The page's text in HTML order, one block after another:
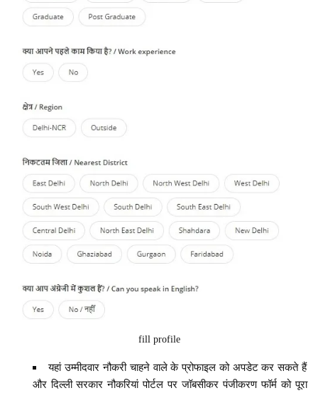
fill profile
यहां उम्मीदवार नौकरी चाहने वाले के प्रोफाइल को अपडेट कर सकते हैं
और दिल्ली सरकार नौकरियां पोर्टल पर जॉबसीकर पंजीकरण फॉर्म को पूरा